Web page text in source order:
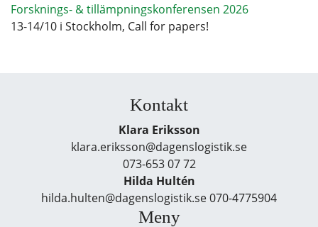
Forsknings- & tillämpningskonferensen 2026
13-14/10 i Stockholm, Call for papers!
Kontakt
Klara Eriksson
klara.eriksson@dagenslogistik.se
073-653 07 72
Hilda Hultén
hilda.hulten@dagenslogistik.se 070-4775904
Meny